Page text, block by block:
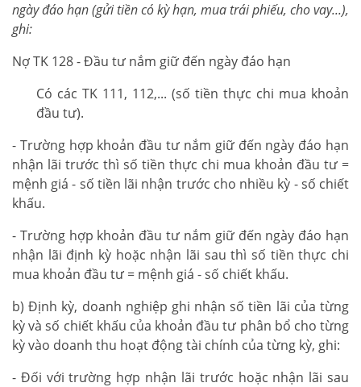
ngày đáo hạn (gửi tiền có kỳ hạn, mua trái phiếu, cho vay...),
ghi:
Nợ TK 128 - Đầu tư nắm giữ đến ngày đáo hạn
Có các TK 111, 112,... (số tiền thực chi mua khoản
đầu tư).
- Trường hợp khoản đầu tư nắm giữ đến ngày đáo hạn
nhận lãi trước thì số tiền thực chi mua khoản đầu tư =
mệnh giá - số tiền lãi nhận trước cho nhiều kỳ - số chiết
khấu.
- Trường hợp khoản đầu tư nắm giữ đến ngày đáo hạn
nhận lãi định kỳ hoặc nhận lãi sau thì số tiền thực chi
mua khoản đầu tư = mệnh giá - số chiết khấu.
b) Định kỳ, doanh nghiệp ghi nhận số tiền lãi của từng
kỳ và số chiết khấu của khoản đầu tư phân bổ cho từng
kỳ vào doanh thu hoạt động tài chính của từng kỳ, ghi:
- Đối với trường hợp nhận lãi trước hoặc nhận lãi sau